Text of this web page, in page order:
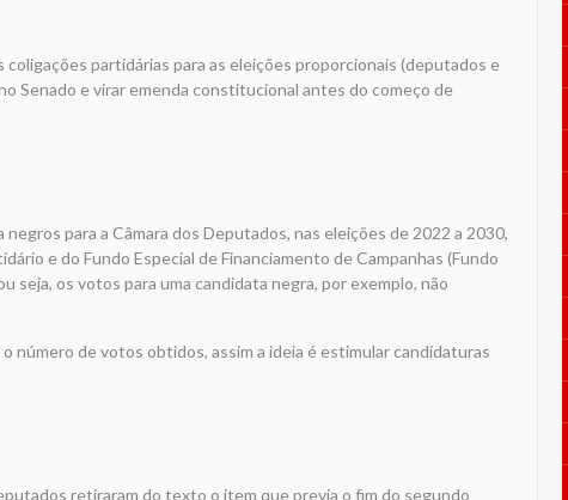
partidárias para as eleições proporcionais (deputados e
Senado e virar emenda constitucional antes do começo de
para a Câmara dos Deputados, nas eleições de 2022 a 2030,
e do Fundo Especial de Financiamento de Campanhas (Fundo
seja, os votos para uma candidata negra, por exemplo, não
de votos obtidos, assim a ideia é estimular candidaturas
retiraram do texto o item que previa o fim do segundo